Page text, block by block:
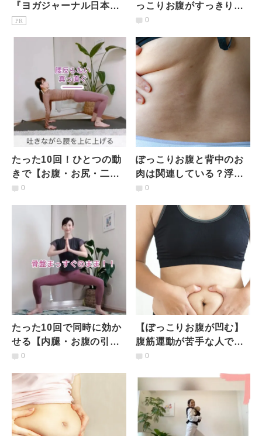
『ヨガジャーナル日本
版』予約購読のご案内
PR
っこりお腹がすっきり】
天然のコルセット「腹横
選
0
たった10回！ひとつの動
きで【お腹・お尻・二の
腕引き締め】を同時に叶
0
ぽっこりお腹と背中のお
肉は関連している？浮き
輪肉を撃退し引き締める
0
たった10回で同時に効か
せる【内腿・お腹の引き
締め・冷え性改善】一石
0
【ぽっこりお腹が凹む】
腹筋運動が苦手な人でも
これならできる！膝立ち
0